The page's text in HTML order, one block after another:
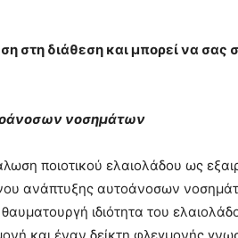
στη διάθεση και μπορεί να σας
νοσημάτων
ποιοτικού ελαιολάδου ως
ανάπτυξης αυτοάνοσων
ιδιότητα του